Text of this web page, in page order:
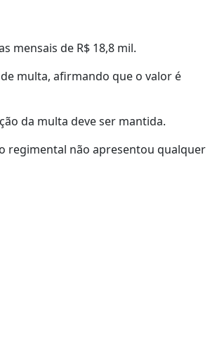
mensais de R$ 18,8 mil.
multa, afirmando que o valor é
da multa deve ser mantida.
regimental não apresentou qualquer